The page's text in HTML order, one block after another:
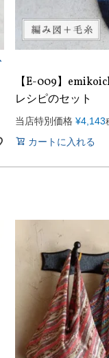
【E-009】
レシピのセット
当店特別価格 ¥4,143
カートに入れる